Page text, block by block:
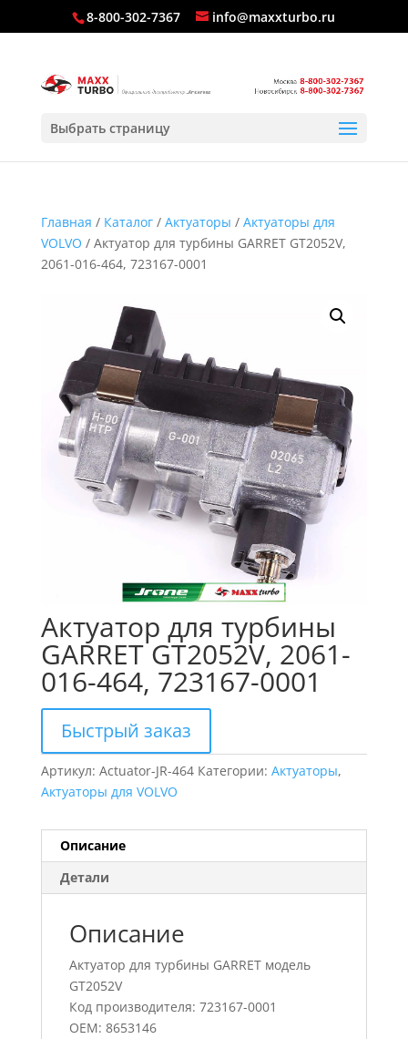
8-800-302-7367 info@maxxturbo.ru
Выбрать страницу
Главная / Каталог/ Актуаторы / Актуаторы для
VOLVO / Актуатор для турбины GARRET GT2052V,
2061-016-464, 723167-0001
Актуатор для турбины
GARRET GT2052V, 2061-
016-464, 723167-0001
Быстрый заказ
Артикул: Actuator-JR-464 Категории: Актуаторы,
Актуаторы для VOLVO
Описание
Детали
Описание
Актуатор для турбины GARRET модель
GT2052V
Код производителя: 723167-0001
OEM: 8653146